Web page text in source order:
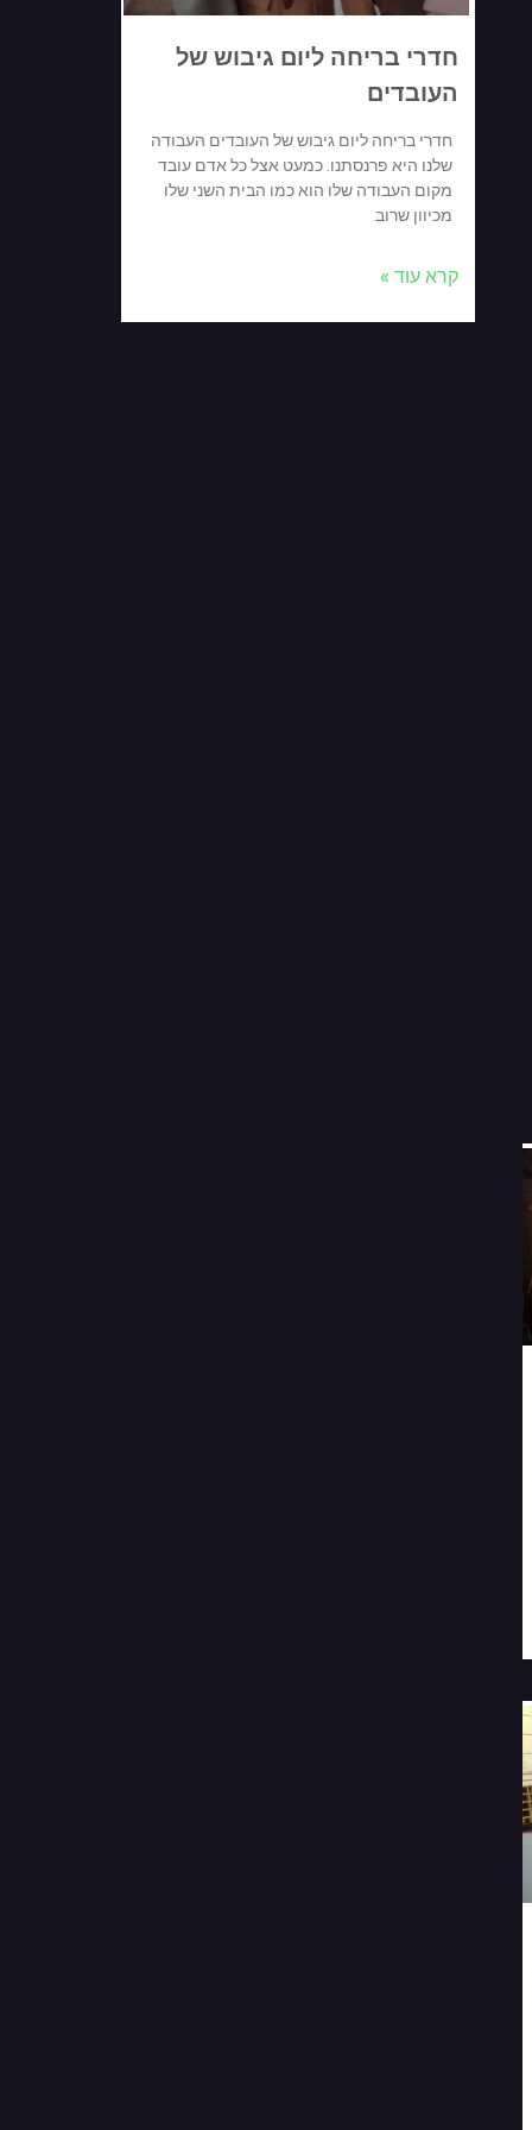
חדרי בריחה ליום גיבוש של
העובדים
חדרי בריחה ליום גיבוש של העובדים העבודה
שלנו היא פרנסתנו. כמעט אצל כל אדם עובד
מקום העבודה שלו הוא כמו הבית השני שלו
מכיוון שרוב
קרא עוד »